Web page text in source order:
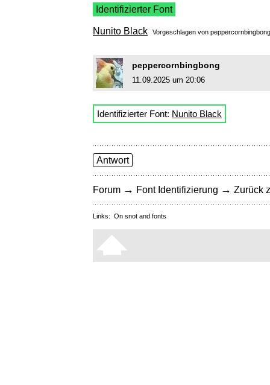
Identifizierter Font
Nunito Black Vorgeschlagen von peppercornbingbong
peppercornbingbong
11.09.2025 um 20:06
Identifizierter Font: Nunito Black
Antwort
Forum → Font Identifizierung → Zurück
Links: On snot and fonts